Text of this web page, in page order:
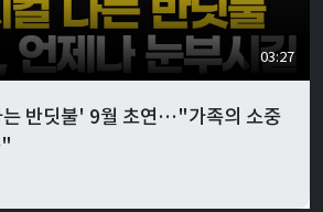
03:27
는 반딧불' 9월 초연…"가족의 소중